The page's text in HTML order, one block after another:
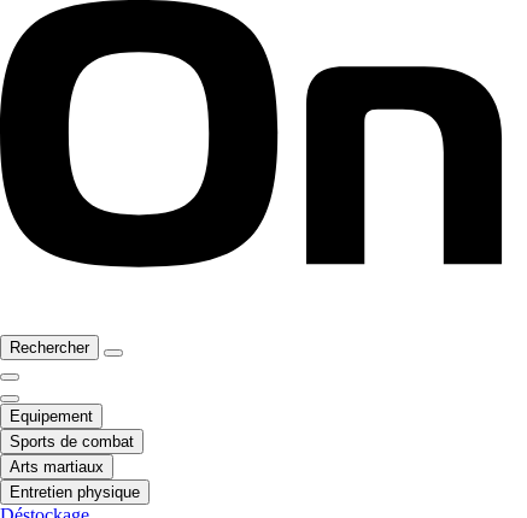
Rechercher
Equipement
Sports de combat
Arts martiaux
Entretien physique